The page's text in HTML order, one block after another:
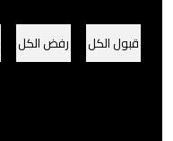
رفض الكل قبول الكل